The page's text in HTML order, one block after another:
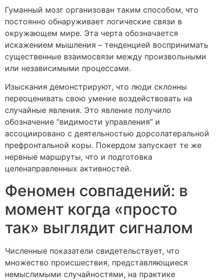
Гуманный мозг организован таким способом, что
постоянно обнаруживает логические связи в
окружающем мире. Эта черта обозначается
искажением мышления – тенденцией воспринимать
существенные взаимосвязи между произвольными
или независимыми процессами.
Изыскания демонстрируют, что люди склонны
переоценивать свою умение воздействовать на
случайные явления. Это явление получило
обозначение “видимости управления” и
ассоциировано с деятельностью дорсолатеральной
префронтальной коры. Покердом запускает те же
нервные маршруты, что и подготовка
целенаправленных активностей.
Феномен совпадений: в
момент когда «просто
так» выглядит сигналом
Численные показатели свидетельствует, что
множество происшествия, представляющиеся
немыслимыми случайностями, на практике